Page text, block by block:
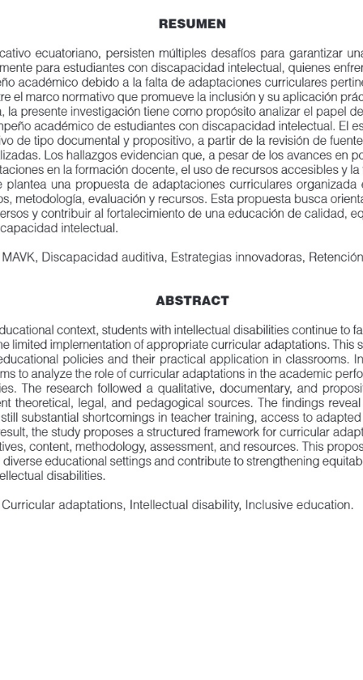
RESUMEN
ecuatoriano, persisten múltiples desafíos para garantizar una
para estudiantes con discapacidad intelectual, quienes enfrentan
académico debido a la falta de adaptaciones curriculares pertinentes.
el marco normativo que promueve la inclusión y su aplicación
presente investigación tiene como propósito analizar el papel de las
académico de estudiantes con discapacidad intelectual. El estudio
de tipo documental y propositivo, a partir de la revisión de fuentes
Los hallazgos evidencian que, a pesar de los avances en
en la formación docente, el uso de recursos accesibles y la
una propuesta de adaptaciones curriculares organizada en cinco
metodología, evaluación y recursos. Esta propuesta busca orientar la
y contribuir al fortalecimiento de una educación de calidad,
intelectual.
MAVK, Discapacidad auditiva, Estrategias innovadoras, Retención
ABSTRACT
context, students with intellectual disabilities continue to
limited implementation of appropriate curricular adaptations. This
policies and their practical application in classrooms. In
to analyze the role of curricular adaptations in the academic
The research followed a qualitative, documentary, and propositional
theoretical, legal, and pedagogical sources. The findings reveal that,
substantial shortcomings in teacher training, access to adapted
the study proposes a structured framework for curricular
content, methodology, assessment, and resources. This proposal
educational settings and contribute to strengthening equitable
disabilities.
Curricular adaptations, Intellectual disability, Inclusive education.